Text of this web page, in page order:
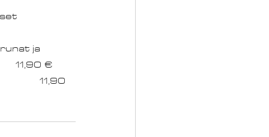
ja
kasvikset															11,90 €